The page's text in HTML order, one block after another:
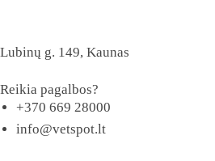
Lubinų g. 149, Kaunas
Reikia pagalbos?
+370 669 28000
info@vetspot.lt